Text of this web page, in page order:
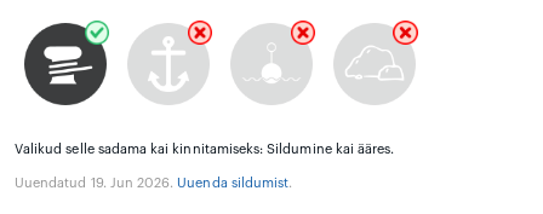
Valikud selle sadama kai kinnitamiseks: Sildumine kai ääres.
Uuendatud 19. Jun 2026. Uuenda sildumist.